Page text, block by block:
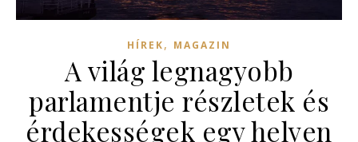
HÍREK, MAGAZIN
A világ legnagyobb
parlamentje részletek és
érdekességek egy helyen